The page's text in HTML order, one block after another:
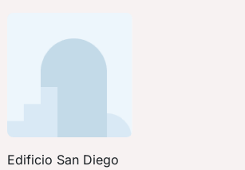
Edificio San Diego